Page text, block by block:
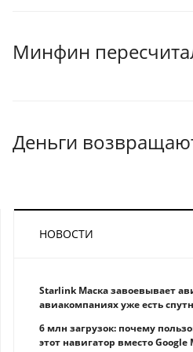
Минфин
Деньги
НОВОСТИ
Starlink Маска завоевывает
авиакомпаниях уже есть
6 млн загрузок: почему
этот навигатор вместо Google